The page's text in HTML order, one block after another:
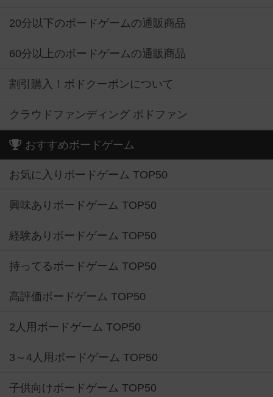
20分以下のボードゲームの通販商品
60分以上のボードゲームの通販商品
割引購入！ボドクーポンについて
クラウドファンディング ボドファン
おすすめボードゲーム
お気に入りボードゲーム TOP50
興味ありボードゲーム TOP50
経験ありボードゲーム TOP50
持ってるボードゲーム TOP50
高評価ボードゲーム TOP50
2人用ボードゲーム TOP50
3～4人用ボードゲーム TOP50
子供向けボードゲーム TOP50